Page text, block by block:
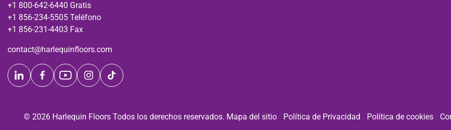
+1 800-642-6440 Gratis
+1 856-234-5505 Teléfono
+1 856-231-4403 Fax
contact@harlequinfloors.com
© 2026 Harlequin Floors Todos los derechos reservados. Mapa del sitio Política de Privacidad Política de cookies